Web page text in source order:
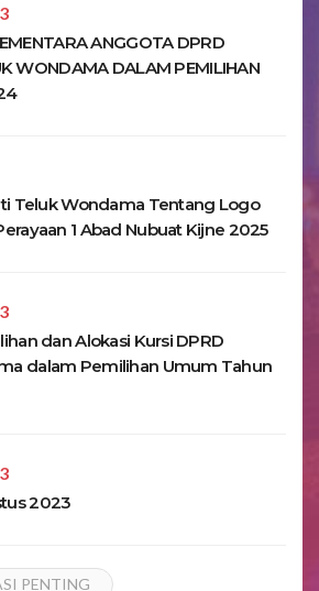
ANGGOTA DPRD
WONDAMA DALAM PEMILIHAN
Teluk Wondama Tentang Logo
1 Abad Nubuat Kijne 2025
dan Alokasi Kursi DPRD
dalam Pemilihan Umum Tahun
2023
PENTING